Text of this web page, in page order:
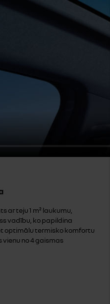
ar teju 1 m² laukumu,
vadību, ko papildina
optimālu termisko komfortu
no 4 gaismas